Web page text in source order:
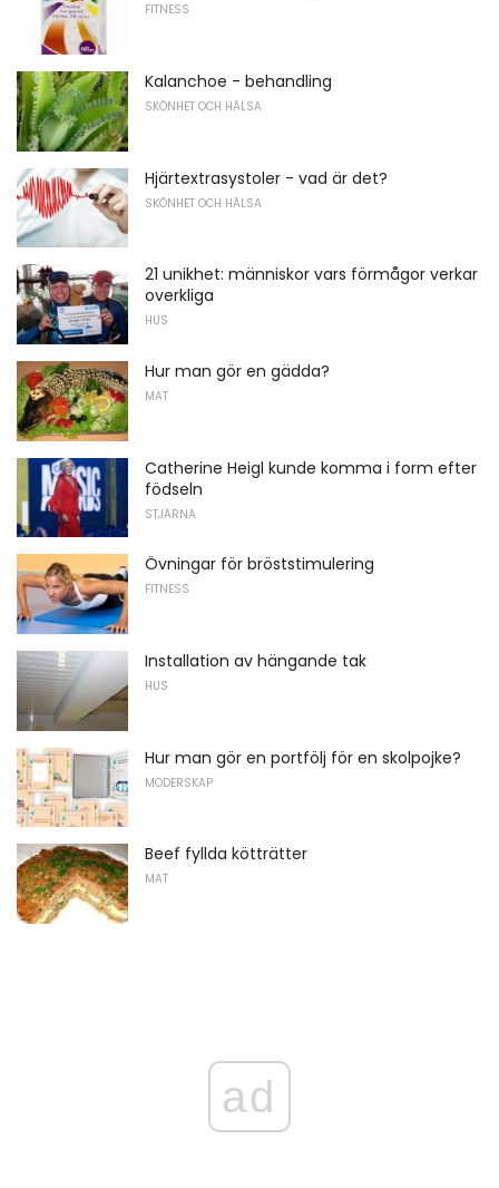
FITNESS
Kalanchoe - behandling
SKÖNHET OCH HÄLSA
Hjärtextrasystoler - vad är det?
SKÖNHET OCH HÄLSA
21 unikhet: människor vars förmågor verkar
overkliga
HUS
Hur man gör en gädda?
MAT
Catherine Heigl kunde komma i form efter
födseln
STJÄRNA
Övningar för bröststimulering
FITNESS
Installation av hängande tak
HUS
Hur man gör en portfölj för en skolpojke?
MODERSKAP
Beef fyllda kötträtter
MAT
ad